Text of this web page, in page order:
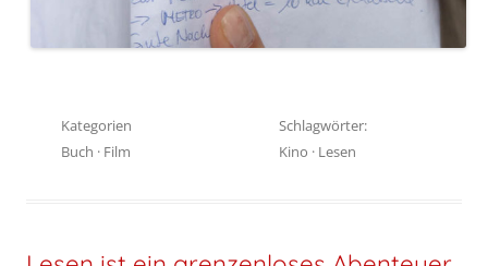
Kategorien
Buch · Film
Schlagwörter:
Kino · Lesen